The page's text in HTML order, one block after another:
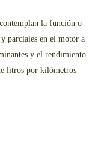
la función o
parciales en el motor a
y el rendimiento
litros por kilómetros